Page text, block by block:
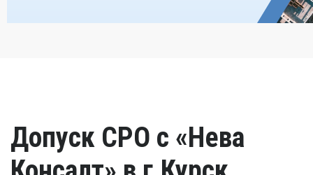
Допуск СРО с «Нева